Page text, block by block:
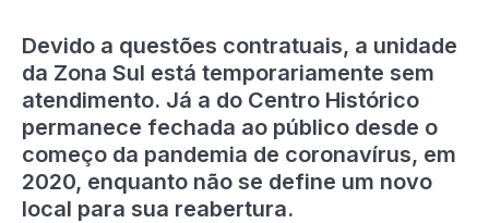
Devido a questões contratuais, a unidade
da Zona Sul está temporariamente sem
atendimento. Já a do Centro Histórico
permanece fechada ao público desde o
começo da pandemia de coronavírus, em
2020, enquanto não se define um novo
local para sua reabertura.